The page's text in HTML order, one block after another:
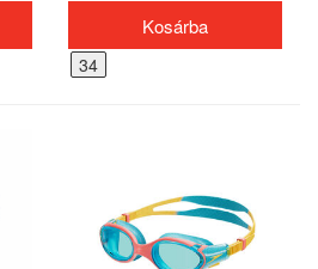
34